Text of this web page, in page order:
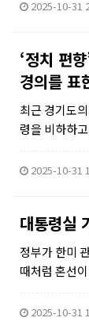
2025-10-31
‘정치 편
경의를 표
최근 경기도
령을 비하하
게 구두 경고
2025-10-31
대통령실
정부가 한미
때처럼 혼선
놓았다. 하지
2025-10-31